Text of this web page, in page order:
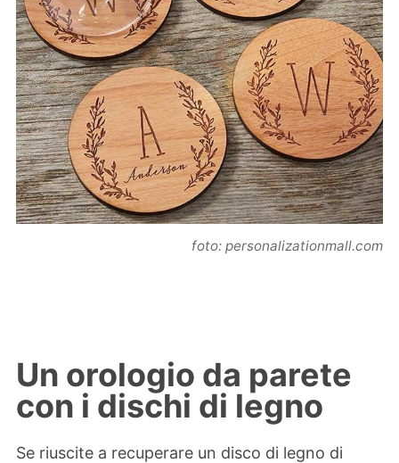
foto: personalizationmall.com
Un orologio da parete
con i dischi di legno
Se riuscite a recuperare un disco di legno di